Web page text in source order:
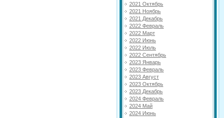
2021 Октябрь
2021 Ноябрь
2021 Декабрь
2022 Февраль
2022 Март
2022 Июнь
2022 Июль
2022 Сентябрь
2023 Январь
2023 Февраль
2023 Август
2023 Октябрь
2023 Декабрь
2024 Февраль
2024 Май
2024 Июнь